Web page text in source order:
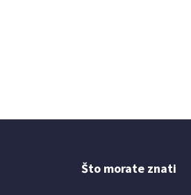
Što morate znati